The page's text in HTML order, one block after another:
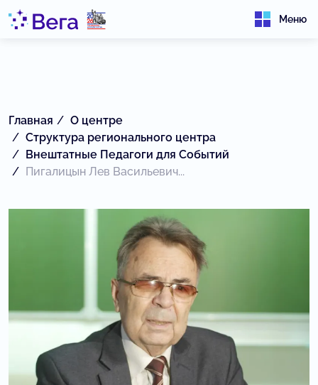
Меню
Главная
О центре
Структура регионального центра
Внештатные Педагоги для Событий
Пигалицын Лев Васильевич...